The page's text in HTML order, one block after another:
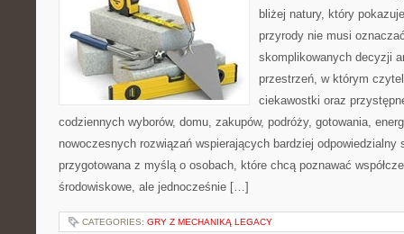
bliżej natury, który
przyrody nie musi
skomplikowanych decyzji
przestrzeń, w którym
ciekawostki oraz
codziennych wyborów, domu, zakupów, podróży, gotowania,
nowoczesnych rozwiązań wspierających bardziej odpowiedzialny
przygotowana z myślą o osobach, które chcą poznawać
środowiskowe, ale jednocześnie […]
CATEGORIES: GRY Z MECHANIKĄ LEGACY